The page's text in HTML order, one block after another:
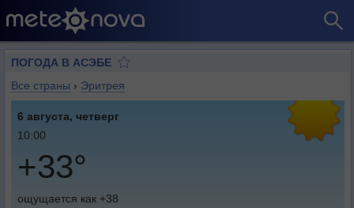
ПОГОДА В АСЭБЕ
Все страны › Эритрея
6 августа, четверг
10:00
+33°
ощущается как +38